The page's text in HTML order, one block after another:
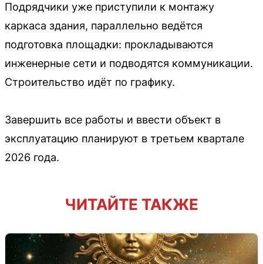
Подрядчики уже приступили к монтажу
каркаса здания, параллельно ведётся
подготовка площадки: прокладываются
инженерные сети и подводятся коммуникации.
Строительство идёт по графику.
Завершить все работы и ввести объект в
эксплуатацию планируют в третьем квартале
2026 года.
ЧИТАЙТЕ ТАКЖЕ